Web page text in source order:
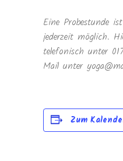
Eine Probestunde
jederzeit möglich.
telefonisch unter
Mail unter
Zum